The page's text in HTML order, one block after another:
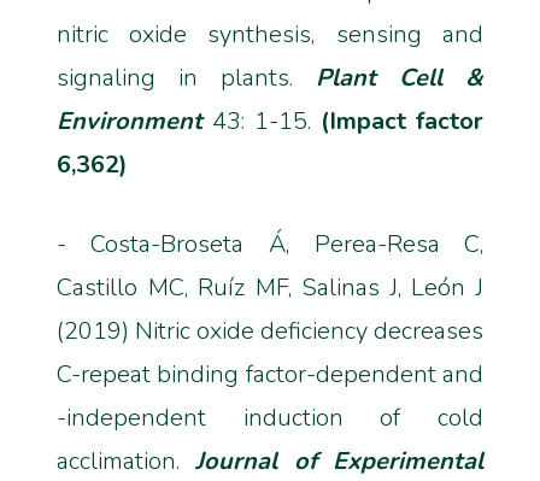
nitric oxide synthesis, sensing and
signaling in plants. Plant Cell &
Environment 43: 1-15. (Impact factor
6,362)
- Costa-Broseta Á, Perea-Resa C,
Castillo MC, Ruíz MF, Salinas J, León J
(2019) Nitric oxide deficiency decreases
C-repeat binding factor-dependent and
-independent induction of cold
acclimation.Journal of Experimental